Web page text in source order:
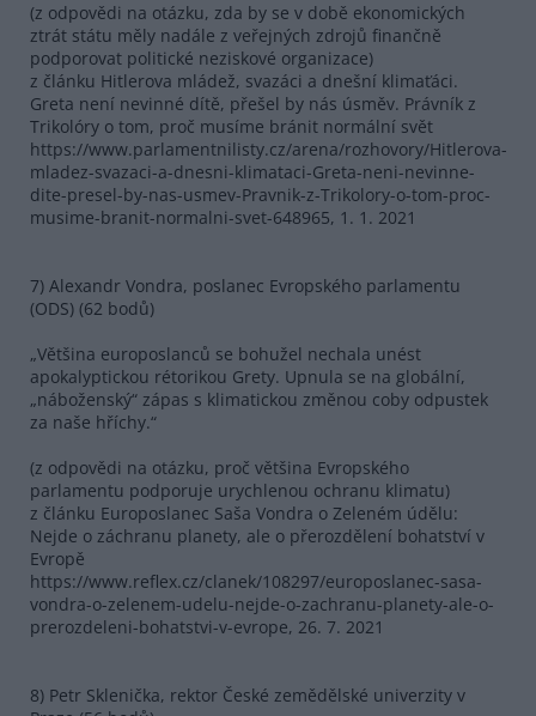
(z odpovědi na otázku, zda by se v době ekonomických
ztrát státu měly nadále z veřejných zdrojů finančně
podporovat politické neziskové organizace)
z článku Hitlerova mládež, svazáci a dnešní klimaťáci.
Greta není nevinné dítě, přešel by nás úsměv. Právník z
Trikolóry o tom, proč musíme bránit normální svět
https://www.parlamentnilisty.cz/arena/rozhovory/Hitlerova-
mladez-svazaci-a-dnesni-klimataci-Greta-neni-nevinne-
dite-presel-by-nas-usmev-Pravnik-z-Trikolory-o-tom-proc-
musime-branit-normalni-svet-648965, 1. 1. 2021
7) Alexandr Vondra, poslanec Evropského parlamentu
(ODS) (62 bodů)
„Většina europoslanců se bohužel nechala unést
apokalyptickou rétorikou Grety. Upnula se na globální,
„náboženský“ zápas s klimatickou změnou coby odpustek
za naše hříchy.“
(z odpovědi na otázku, proč většina Evropského
parlamentu podporuje urychlenou ochranu klimatu)
z článku Europoslanec Saša Vondra o Zeleném údělu:
Nejde o záchranu planety, ale o přerozdělení bohatství v
Evropě
https://www.reflex.cz/clanek/108297/europoslanec-sasa-
vondra-o-zelenem-udelu-nejde-o-zachranu-planety-ale-o-
prerozdeleni-bohatstvi-v-evrope, 26. 7. 2021
8) Petr Sklenička, rektor České zemědělské univerzity v